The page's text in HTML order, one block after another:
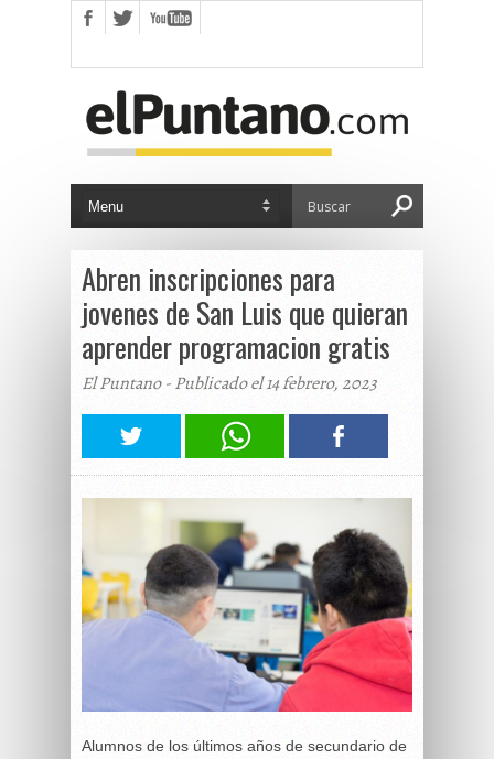
Abren inscripciones para
jovenes de San Luis que quieran
aprender programacion gratis
El Puntano - Publicado el 14 febrero, 2023
Alumnos de los últimos años de secundario de